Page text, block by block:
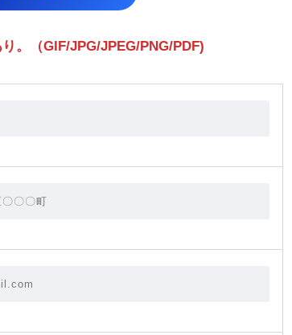
。（GIF/JPG/JPEG/PNG/PDF)